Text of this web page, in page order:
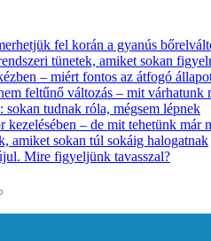
fel korán a gyanús
tünetek, amiket sokan
– miért fontos az átfogó
feltűnő változás – mit várhatunk
sokan tudnak róla, mégsem lépnek
– de mit tehetünk már
amiket sokan túl sokáig halogatnak
Mire figyeljünk tavasszal?